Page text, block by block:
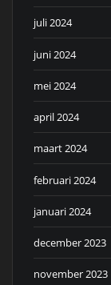
juli 2024
juni 2024
mei 2024
april 2024
maart 2024
februari 2024
januari 2024
december 2023
november 2023